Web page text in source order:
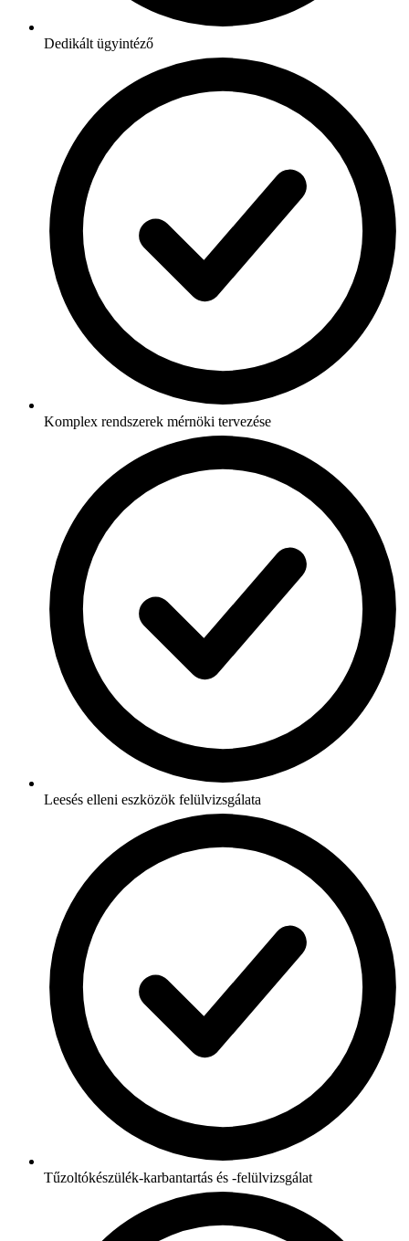
Dedikált ügyintéző
Komplex rendszerek mérnöki tervezése
Leesés elleni eszközök felülvizsgálata
Tűzoltókészülék-karbantartás és -felülvizsgálat